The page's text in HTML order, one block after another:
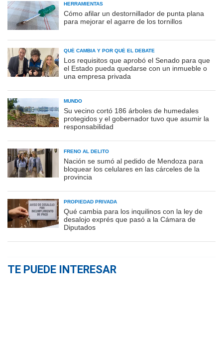
HERRAMIENTAS
Cómo afilar un destornillador de punta plana
para mejorar el agarre de los tornillos
QUÉ CAMBIA Y POR QUÉ EL DEBATE
Los requisitos que aprobó el Senado para que
el Estado pueda quedarse con un inmueble o
una empresa privada
MUNDO
Su vecino cortó 186 árboles de humedales
protegidos y el gobernador tuvo que asumir la
responsabilidad
FRENO AL DELITO
Nación se sumó al pedido de Mendoza para
bloquear los celulares en las cárceles de la
provincia
PROPIEDAD PRIVADA
Qué cambia para los inquilinos con la ley de
desalojo exprés que pasó a la Cámara de
Diputados
TE PUEDE INTERESAR